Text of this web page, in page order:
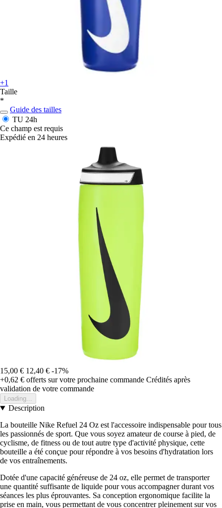
+1
Taille
*
Guide des tailles
TU 24h
Ce champ est requis
Expédié en 24 heures
15,00 € 12,40 € -17%
+0,62 € offerts sur votre prochaine commande Crédités après
validation de votre commande
Loading...
Description
La bouteille Nike Refuel 24 Oz est l'accessoire indispensable pour tous
les passionnés de sport. Que vous soyez amateur de course à pied, de
cyclisme, de fitness ou de tout autre type d'activité physique, cette
bouteille a été conçue pour répondre à vos besoins d'hydratation lors
de vos entraînements.
Dotée d'une capacité généreuse de 24 oz, elle permet de transporter
une quantité suffisante de liquide pour vous accompagner durant vos
séances les plus éprouvantes. Sa conception ergonomique facilite la
prise en main, vous permettant de vous concentrer pleinement sur vos